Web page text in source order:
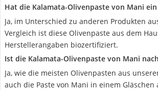
Hat die Kalamata-Olivenpaste von Mani
Ja, im Unterschied zu anderen Produkten
Vergleich ist diese Olivenpaste aus dem
Herstellerangaben biozertifiziert.
Ist die Kalamata-Olivenpaste von Mani
Ja, wie die meisten Olivenpasten aus
auch die Paste von Mani in einem